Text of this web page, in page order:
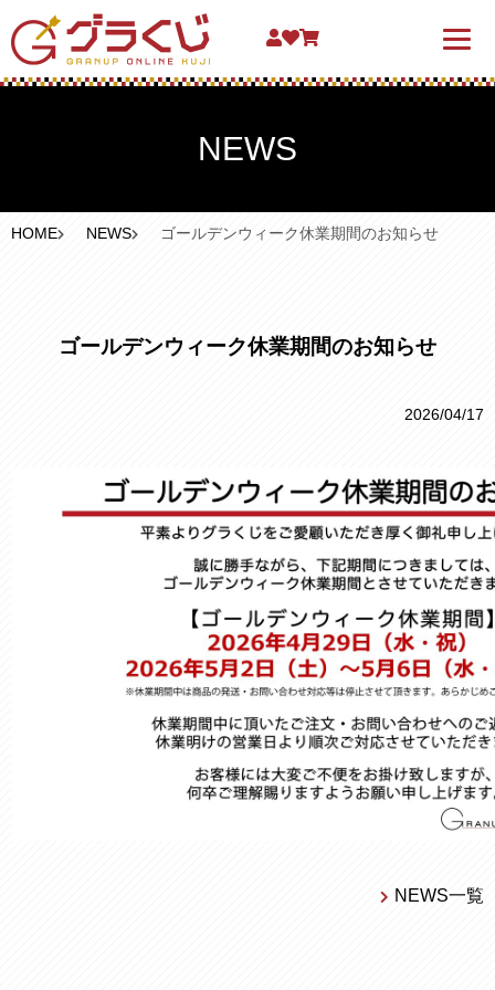
NEWS
HOME NEWS ゴールデンウィーク休業期間のお知らせ
ゴールデンウィーク休業期間のお知らせ
2026/04/17
NEWS一覧